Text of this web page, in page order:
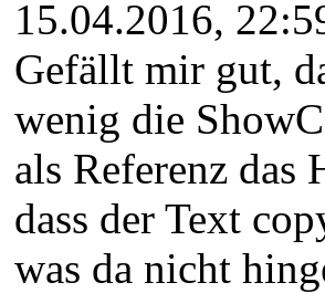
15.04.2016,
Gefällt mir gut,
wenig die
als Referenz
dass der Text
was da nicht